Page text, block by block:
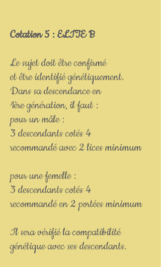
Cotation 5 : ELITE B
Le sujet doit être confirmé
et être identifié génétiquement.
Dans sa descendance en
1ère génération, il faut :
pour un mâle :
3 descendants cotés 4
recommandé avec 2 lices minimum
pour une femelle :
3 descendants cotés 4
recommandé en 2 portées minimum
Il sera vérifié la compatibilité
génétique avec ses descendants.